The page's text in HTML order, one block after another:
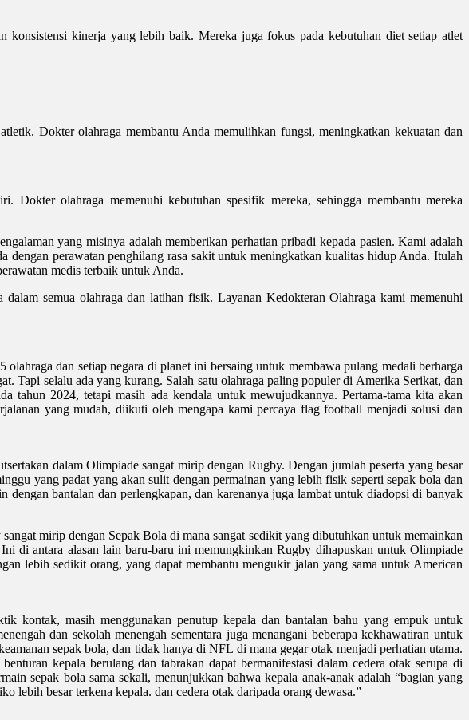
konsistensi kinerja yang lebih baik. Mereka juga fokus pada kebutuhan diet setiap atlet
Dokter olahraga membantu Anda memulihkan fungsi, meningkatkan kekuatan dan
Dokter olahraga memenuhi kebutuhan spesifik mereka, sehingga membantu mereka
yang misinya adalah memberikan perhatian pribadi kepada pasien. Kami adalah
perawatan penghilang rasa sakit untuk meningkatkan kualitas hidup Anda. Itulah
medis terbaik untuk Anda.
semua olahraga dan latihan fisik. Layanan Kedokteran Olahraga kami memenuhi
dan setiap negara di planet ini bersaing untuk membawa pulang medali berharga
Tapi selalu ada yang kurang. Salah satu olahraga paling populer di Amerika Serikat, dan
tahun 2024, tetapi masih ada kendala untuk mewujudkannya. Pertama-tama kita akan
yang mudah, diikuti oleh mengapa kami percaya flag football menjadi solusi dan
dalam Olimpiade sangat mirip dengan Rugby. Dengan jumlah peserta yang besar
yang padat yang akan sulit dengan permainan yang lebih fisik seperti sepak bola dan
bantalan dan perlengkapan, dan karenanya juga lambat untuk diadopsi di banyak
mirip dengan Sepak Bola di mana sangat sedikit yang dibutuhkan untuk memainkan
di antara alasan lain baru-baru ini memungkinkan Rugby dihapuskan untuk Olimpiade
lebih sedikit orang, yang dapat membantu mengukir jalan yang sama untuk American
kontak, masih menggunakan penutup kepala dan bantalan bahu yang empuk untuk
dan sekolah menengah sementara juga menangani beberapa kekhawatiran untuk
sepak bola, dan tidak hanya di NFL di mana gegar otak menjadi perhatian utama.
kepala berulang dan tabrakan dapat bermanifestasi dalam cedera otak serupa di
sepak bola sama sekali, menunjukkan bahwa kepala anak-anak adalah “bagian yang
lebih besar terkena kepala. dan cedera otak daripada orang dewasa.”